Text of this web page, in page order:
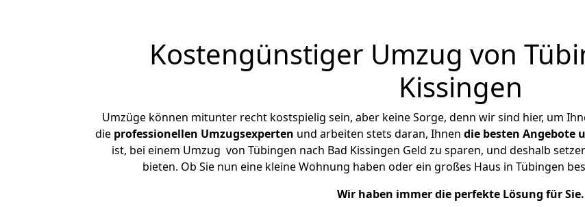
Kostengünstiger Umzug von
Kissingen
Umzüge können mitunter recht kostspielig sein, aber keine Sorge, denn wir sind hier, um
die professionellen Umzugsexperten und arbeiten stets daran, Ihnen die besten Angebote
ist, bei einem Umzug von Tübingen nach Bad Kissingen Geld zu sparen, und deshalb
bieten. Ob Sie nun eine kleine Wohnung haben oder ein großes Haus in Tübingen
Wir haben immer die perfekte Lösung für Sie.